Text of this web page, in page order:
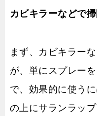
カビキラーなどで
まず、カビキラー
が、単にスプレー
で、効果的に使う
の上にサランラッ